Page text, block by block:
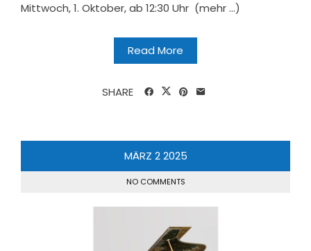
Mittwoch, 1. Oktober, ab 12:30 Uhr (mehr …)
Read More
SHARE
MÄRZ 2 2025
NO COMMENTS